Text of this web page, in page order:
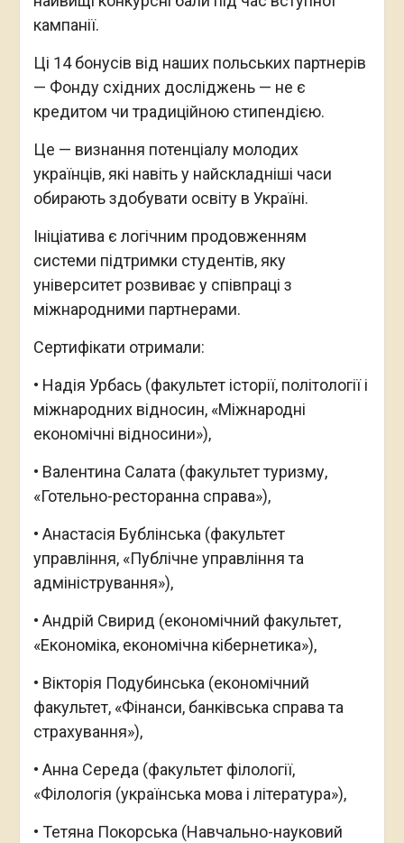
кампанії.
Ці 14 бонусів від наших польських партнерів
— Фонду східних досліджень — не є
кредитом чи традиційною стипендією.
Це — визнання потенціалу молодих
українців, які навіть у найскладніші часи
обирають здобувати освіту в Україні.
Ініціатива є логічним продовженням
системи підтримки студентів, яку
університет розвиває у співпраці з
міжнародними партнерами.
Сертифікати отримали:
• Надія Урбась (факультет історії, політології і
міжнародних відносин, «Міжнародні
економічні відносини»),
• Валентина Салата (факультет туризму,
«Готельно-ресторанна справа»),
• Анастасія Бублінська (факультет
управління, «Публічне управління та
адміністрування»),
• Андрій Свирид (економічний факультет,
«Економіка, економічна кібернетика»),
• Вікторія Подубинська (економічний
факультет, «Фінанси, банківська справа та
страхування»),
• Анна Середа (факультет філології,
«Філологія (українська мова і література»),
• Тетяна Покорська (Навчально-науковий